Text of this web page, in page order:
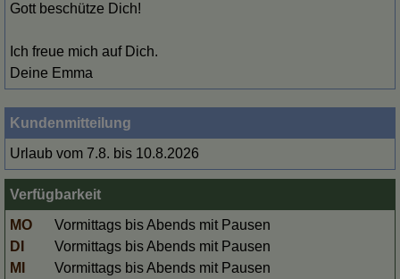
Gott beschütze Dich!
Ich freue mich auf Dich.
Deine Emma
Kundenmitteilung
Urlaub vom 7.8. bis 10.8.2026
Verfügbarkeit
MO
Vormittags bis Abends mit Pausen
DI
Vormittags bis Abends mit Pausen
MI
Vormittags bis Abends mit Pausen